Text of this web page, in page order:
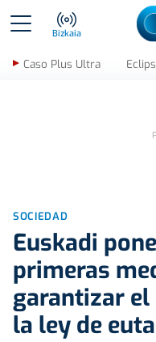
Bizkaia
Caso Plus Ultra
SOCIEDAD
Euskadi
primeras
garantizar
la ley de